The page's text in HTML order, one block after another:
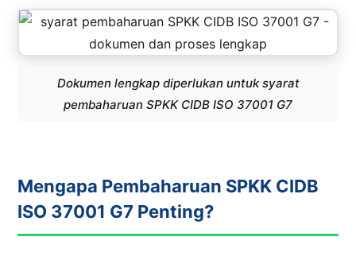
Dokumen lengkap diperlukan untuk syarat
pembaharuan SPKK CIDB ISO 37001 G7
Mengapa Pembaharuan SPKK CIDB
ISO 37001 G7 Penting?